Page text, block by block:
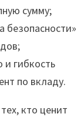
сумму;
безопасности»
и гибкость
по вкладу.
кто ценит